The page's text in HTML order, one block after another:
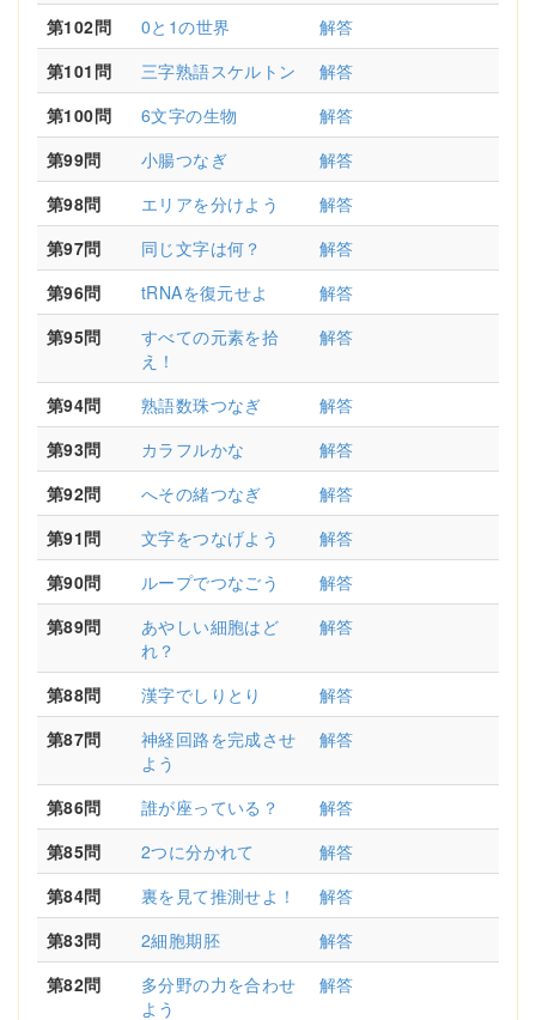
第102問
0と1の世界
解答
第101問
三字熟語スケルトン
解答
第100問
6文字の生物
解答
第99問
小腸つなぎ
解答
第98問
エリアを分けよう
解答
第97問
同じ文字は何？
解答
第96問
tRNAを復元せよ
解答
第95問
すべての元素を拾
え！
解答
第94問 熟語数珠つなぎ
解答
第93問
カラフルかな
解答
第92問
へその緒つなぎ
解答
第91問
文字をつなげよう
解答
第90問
ループでつなごう
解答
第89問
あやしい細胞はど
れ？
解答
第88問 漢字でしりとり
解答
第87問
神経回路を完成させ
よう
解答
第86問 誰が座っている？
解答
第85問
2つに分かれて
解答
第84問
裏を見て推測せよ！
解答
第83問
2細胞期胚
解答
第82問
多分野の力を合わせ
よう
解答